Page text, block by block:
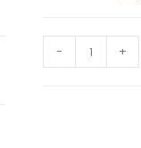
- +